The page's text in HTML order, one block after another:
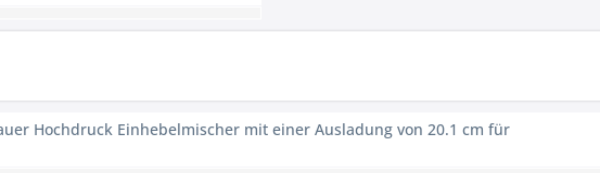
Hochdruck Einhebelmischer mit einer Ausladung von 20.1 cm für